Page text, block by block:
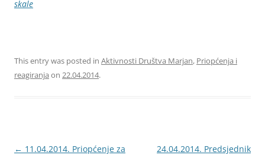
skale
This entry was posted in Aktivnosti Društva Marjan, Priopćenja i
reagiranja on 22.04.2014.
Navigacija
← 11.04.2014. Priopćenje za
24.04.2014. Predsjednik